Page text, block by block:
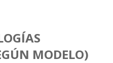
MODELO)